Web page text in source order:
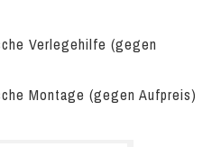
Verlegehilfe (gegen
Montage (gegen Aufpreis)